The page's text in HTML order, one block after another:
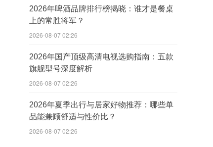
2026年啤酒品牌排行榜揭晓：谁才是餐桌
上的常胜将军？
2026-08-07 02:26
2026年国产顶级高清电视选购指南：五款
旗舰型号深度解析
2026-08-07 02:26
2026年夏季出行与居家好物推荐：哪些单
品能兼顾舒适与性价比？
2026-08-07 02:26